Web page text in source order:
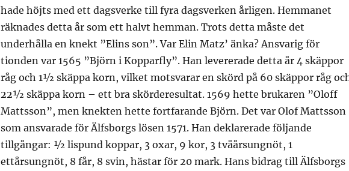
hade höjts med ett dagsverke till fyra dagsverken årligen. Hemmanet
räknades detta år som ett halvt hemman. Trots detta måste det
underhålla en knekt ”Elins son”. Var Elin Matz’ änka? Ansvarig för
tionden var 1565 ”Björn i Kopparfly”. Han levererade detta år 4 skäppor
råg och 1½ skäppa korn, vilket motsvarar en skörd på 60 skäppor råg
22½ skäppa korn – ett bra skörderesultat. 1569 hette brukaren ”Oloff
Mattsson”, men knekten hette fortfarande Björn. Det var Olof Mattsson
som ansvarade för Älfsborgs lösen 1571. Han deklarerade följande
tillgångar: ½ lispund koppar, 3 oxar, 9 kor, 3 tvåårsungnöt, 1
ettårsungnöt, 8 får, 8 svin, hästar för 20 mark. Hans bidrag till Älfsborgs